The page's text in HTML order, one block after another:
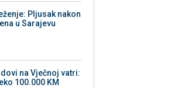
Pljusak nakon
u Sarajevu
na Vječnoj vatri:
100.000 KM